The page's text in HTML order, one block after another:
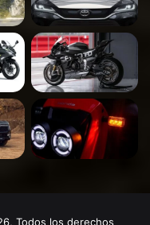
Todos los derechos